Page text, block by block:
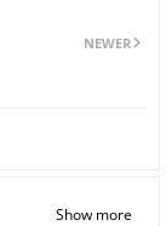
NEWER
Show more